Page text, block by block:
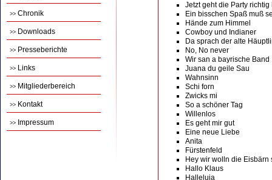
>> Chronik
>> Downloads
>> Presseberichte
>> Links
>> Mitgliederbereich
>> Kontakt
>> Impressum
Jetzt geht die Party richtig
Ein bisschen Spaß muß
Hände zum Himmel
Cowboy und Indianer
Da sprach der alte
No, No never
Wir san a bayrische Band
Juana du geile Sau
Wahnsinn
Schi forn
Zwicks mi
So a schöner Tag
Willenlos
Es geht mir gut
Eine neue Liebe
Anita
Fürstenfeld
Hey wir wolln die Eisbärn
Hallo Klaus
Halleluja